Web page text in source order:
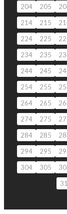
204
205
214
215
224
225
234
235
244
245
254
255
264
265
274
275
284
285
294
295
304
305